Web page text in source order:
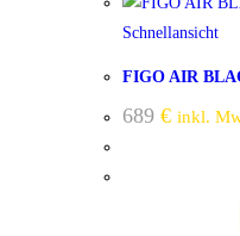
Schnellansicht
FIGO AIR
689 € inkl.